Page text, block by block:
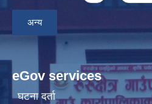
अन्य
eGov services
घटना दर्ता